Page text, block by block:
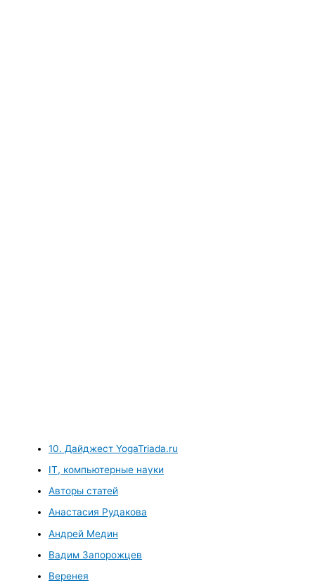
10. Дайджест YogaTriada.ru
IT, компьютерные науки
Авторы статей
Анастасия Рудакова
Андрей Медин
Вадим Запорожцев
Веренея